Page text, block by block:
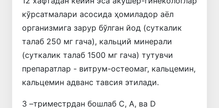
кўрсатмалари асосида ҳомиладор аёл
организмига зарур бўлган йод (суткалик
талаб 250 мг гача), кальций минерали
(суткалик талаб 1500 мг гача) тутувчи
препаратлар - витрум-остеомаг, кальцемин,
кальцемин адванс тавсия этилади.
3 –триместрдан бошлаб С, А, ва D